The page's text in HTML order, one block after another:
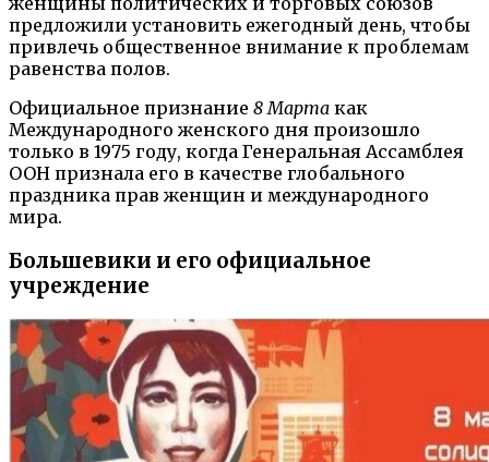
предложили установить ежегодный день, чтобы
привлечь общественное внимание к проблемам
равенства полов.
Официальное признание 8 Марта как
Международного женского дня произошло
только в 1975 году, когда Генеральная Ассамблея
ООН признала его в качестве глобального
праздника прав женщин и международного
мира.
Большевики и его официальное
учреждение